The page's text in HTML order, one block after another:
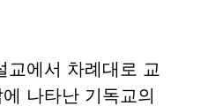
에서 차례대로 교
나타난 기독교의